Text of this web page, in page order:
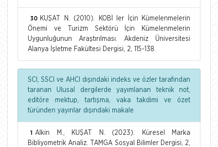
30 KUŞAT N. (2010). KOBİ ler İçin Kümelenmelerin
Önemi ve Turizm Sektörü İçin Kümelenmelerin
Uygunluğunun Araştırılması. Akdeniz Üniversitesi
Alanya İşletme Fakültesi Dergisi, 2, 115-138.
SCI, SSCI ve AHCI dışındaki indeks ve özler tarafından
taranan Ulusal dergilerde yayımlanan teknik not,
editöre mektup, tartışma, vaka takdimi ve özet
türünden yayınlar dışındaki makale
1
Alkin M., KUŞAT N. (2023). Küresel Marka
Bibliyometrik Analiz. TAMGA Sosyal Bilimler Dergisi, 2,